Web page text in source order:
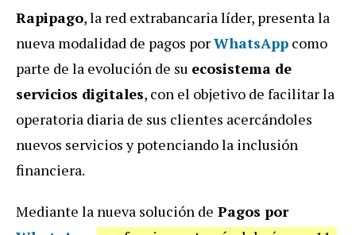
Rapipago, la red extrabancaria líder, presenta la
nueva modalidad de pagos porWhatsApp como
parte de la evolución de su ecosistema de
servicios digitales, con el objetivo de facilitar la
operatoria diaria de sus clientes acercándoles
nuevos servicios y potenciando la inclusión
financiera.
Mediante la nueva solución de Pagos por